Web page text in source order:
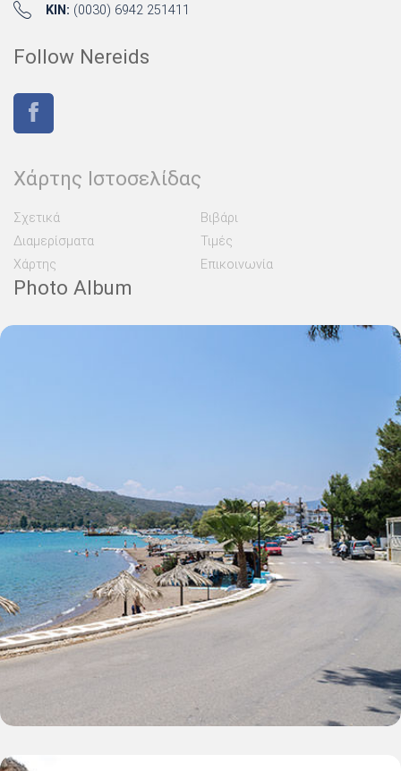
ΚΙΝ: (0030) 6942 251411
Follow Nereids
Χάρτης Ιστοσελίδας
Σχετικά
Βιβάρι
Διαμερίσματα
Τιμές
Χάρτης
Επικοινωνία
Photo Album